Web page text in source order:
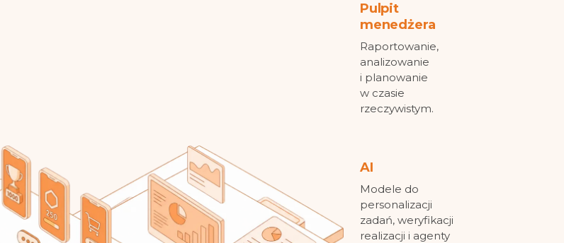
Pulpit
menedżera
Raportowanie,
analizowanie
i planowanie
w czasie
rzeczywistym.
AI
Modele do
personalizacji
zadań, weryfikacji
realizacji i agenty